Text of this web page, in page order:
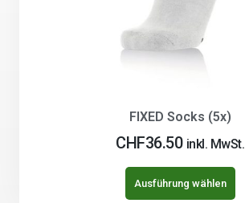
FIXED Socks (5x)
CHF36.50 inkl. MwSt.
Ausführung wählen